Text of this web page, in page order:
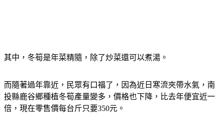
其中，冬筍是年菜精隨，除了炒菜還可以煮湯。
而隨著過年靠近，民眾有口福了，因為近日寒流夾帶水氣，南
投縣鹿谷鄉種植冬筍產量變多，價格也下降，比去年便宜近一
倍，現在零售價每台斤只要350元。